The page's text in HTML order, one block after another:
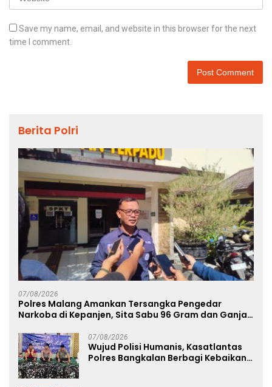
Save my name, email, and website in this browser for the next
time I comment.
Berita Polri
07/08/2026
Polres Malang Amankan Tersangka Pengedar
Narkoba di Kepanjen, Sita Sabu 96 Gram dan Ganja
07/08/2026
Wujud Polisi Humanis, Kasatlantas
Polres Bangkalan Berbagi Kebaikan